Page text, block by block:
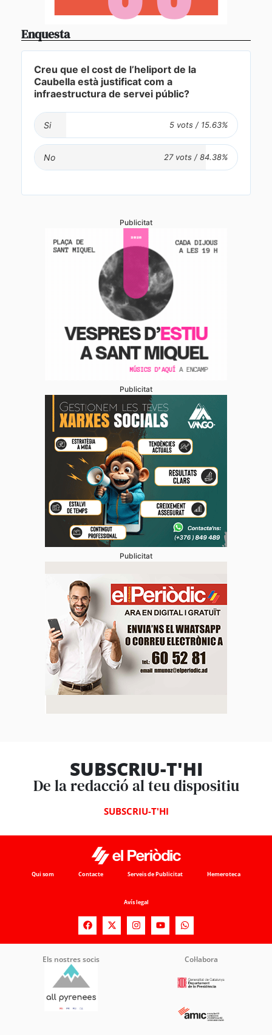
Enquesta
Creu que el cost de l’heliport de la
Caubella està justificat com a
infraestructura de servei públic?
Si
No
Publicitat
Publicitat
Publicitat
SUBSCRIU-T'HI
De la redacció al teu dispositiu
SUBSCRIU-T'HI
Qui som Contacte Serveis de Publicitat Hemeroteca
Avís legal
Els nostres socis Col·labora